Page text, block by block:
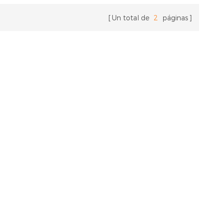
temperatura. Ideal para electrónica de
Un total de 2 páginas